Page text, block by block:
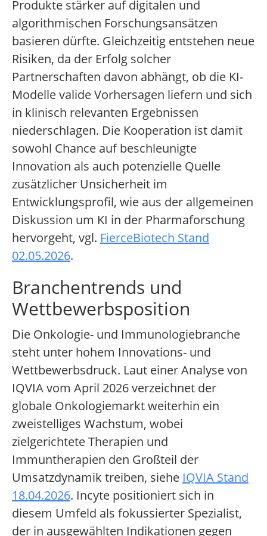
Produkte stärker auf digitalen und
algorithmischen Forschungsansätzen
basieren dürfte. Gleichzeitig entstehen neue
Risiken, da der Erfolg solcher
Partnerschaften davon abhängt, ob die KI-
Modelle valide Vorhersagen liefern und sich
in klinisch relevanten Ergebnissen
niederschlagen. Die Kooperation ist damit
sowohl Chance auf beschleunigte
Innovation als auch potenzielle Quelle
zusätzlicher Unsicherheit im
Entwicklungsprofil, wie aus der allgemeinen
Diskussion um KI in der Pharmaforschung
hervorgeht, vgl. FierceBiotech Stand
02.05.2026.
Branchentrends und
Wettbewerbsposition
Die Onkologie- und Immunologiebranche
steht unter hohem Innovations- und
Wettbewerbsdruck. Laut einer Analyse von
IQVIA vom April 2026 verzeichnet der
globale Onkologiemarkt weiterhin ein
zweistelliges Wachstum, wobei
zielgerichtete Therapien und
Immuntherapien den Großteil der
Umsatzdynamik treiben, siehe IQVIA Stand
18.04.2026. Incyte positioniert sich in
diesem Umfeld als fokussierter Spezialist,
der in ausgewählten Indikationen gegen